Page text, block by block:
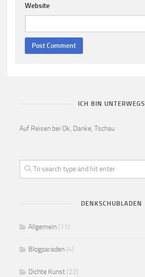
Website
ICH BIN UNTERWEGS
Auf Reisen bei Ok, Danke, Tschau
DENKSCHUBLADEN
Allgemein (11)
Blogparaden (4)
Dichte Kunst (22)